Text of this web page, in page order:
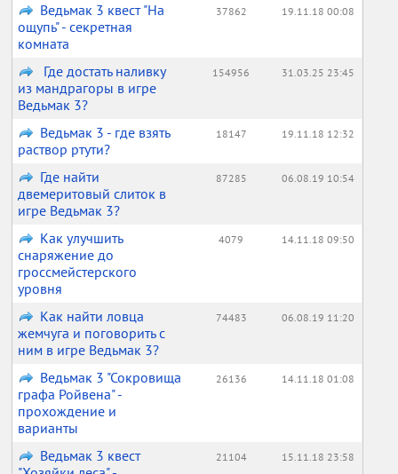
Ведьмак 3 квест "На
ощупь" - секретная
комната
37862 19.11.18 00:08
Где достать наливку
из мандрагоры в игре
Ведьмак 3?
154956 31.03.25 23:45
Ведьмак 3 - где взять
раствор ртути?
18147 19.11.18 12:32
Где найти
двемеритовый слиток в
игре Ведьмак 3?
87285 06.08.19 10:54
Как улучшить
снаряжение до
гроссмейстерского
уровня
4079 14.11.18 09:50
Как найти ловца
жемчуга и поговорить с
ним в игре Ведьмак 3?
74483 06.08.19 11:20
Ведьмак 3 "Сокровища
графа Ройвена" -
прохождение и
варианты
26136 14.11.18 01:08
Ведьмак 3 квест
21104 15.11.18 23:58